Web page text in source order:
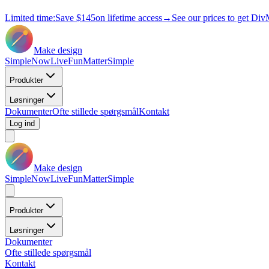
Limited time:Save $145on lifetime access→ See our prices to get
Make design
SimpleNowLiveFunMatterSimple
Produkter
Løsninger
DokumenterOfte stillede spørgsmålKontakt
Log ind
Make design
SimpleNowLiveFunMatterSimple
Produkter
Løsninger
Dokumenter
Ofte stillede spørgsmål
Kontakt